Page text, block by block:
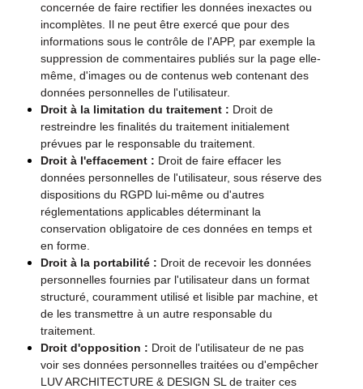
concernée de faire rectifier les données inexactes ou
incomplètes. Il ne peut être exercé que pour des
informations sous le contrôle de l'APP, par exemple la
suppression de commentaires publiés sur la page elle-
même, d'images ou de contenus web contenant des
données personnelles de l'utilisateur.
Droit à la limitation du traitement : Droit de
restreindre les finalités du traitement initialement
prévues par le responsable du traitement.
Droit à l'effacement : Droit de faire effacer les
données personnelles de l'utilisateur, sous réserve des
dispositions du RGPD lui-même ou d'autres
réglementations applicables déterminant la
conservation obligatoire de ces données en temps et
en forme.
Droit à la portabilité : Droit de recevoir les données
personnelles fournies par l'utilisateur dans un format
structuré, couramment utilisé et lisible par machine, et
de les transmettre à un autre responsable du
traitement.
Droit d'opposition : Droit de l'utilisateur de ne pas
voir ses données personnelles traitées ou d'empêcher
LUV ARCHITECTURE & DESIGN SL de traiter ces